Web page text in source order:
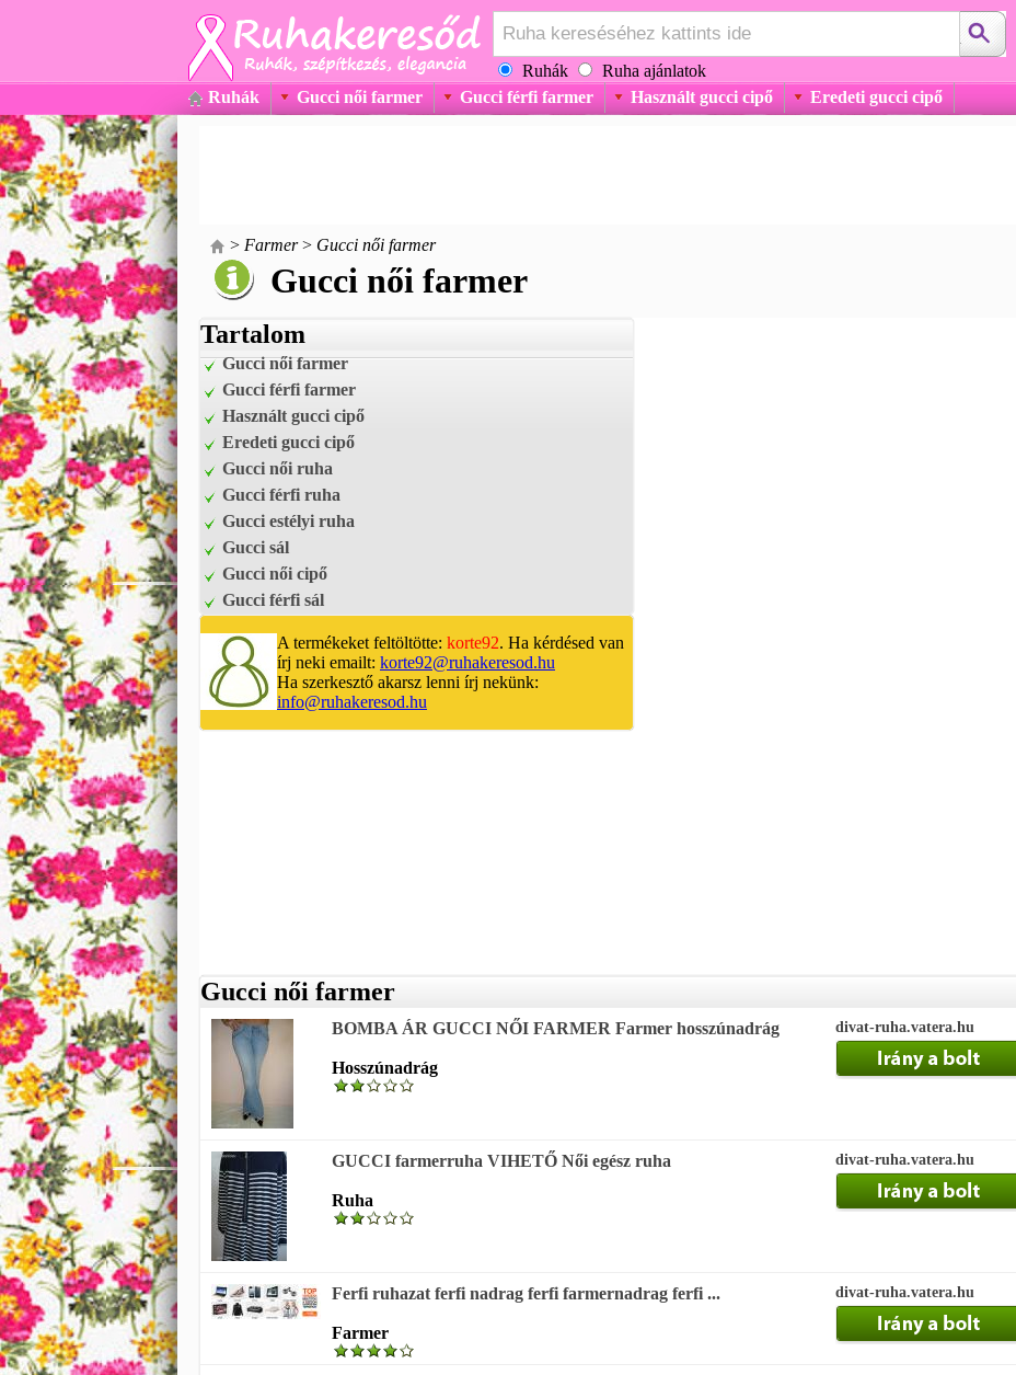
Ruhák Ruha ajánlatok
Ruhák Gucci női farmer Gucci férfi farmer Használt gucci cipő Eredeti gucci cipő
> Farmer> Gucci női farmer
Gucci női farmer
Tartalom
Gucci női farmer
Gucci férfi farmer
Használt gucci cipő
Eredeti gucci cipő
Gucci női ruha
Gucci férfi ruha
Gucci estélyi ruha
Gucci sál
Gucci női cipő
Gucci férfi sál
A termékeket feltöltötte: korte92. Ha kérdésed van
írj neki emailt: korte92@ruhakeresod.hu
Ha szerkesztő akarsz lenni írj nekünk:
info@ruhakeresod.hu
Gucci női farmer
BOMBA ÁR GUCCI NŐI FARMER Farmer hosszúnadrág
Hosszúnadrág
divat-ruha.vatera.hu
GUCCI farmerruha VIHETŐ Női egész ruha
Ruha
divat-ruha.vatera.hu
Ferfi ruhazat ferfi nadrag ferfi farmernadrag ferfi ...
Farmer
divat-ruha.vatera.hu